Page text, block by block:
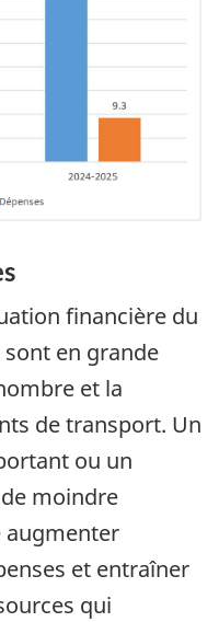
financière du
sont en grande
et la
de transport. Un
ou un
moindre
et entraîner
qui